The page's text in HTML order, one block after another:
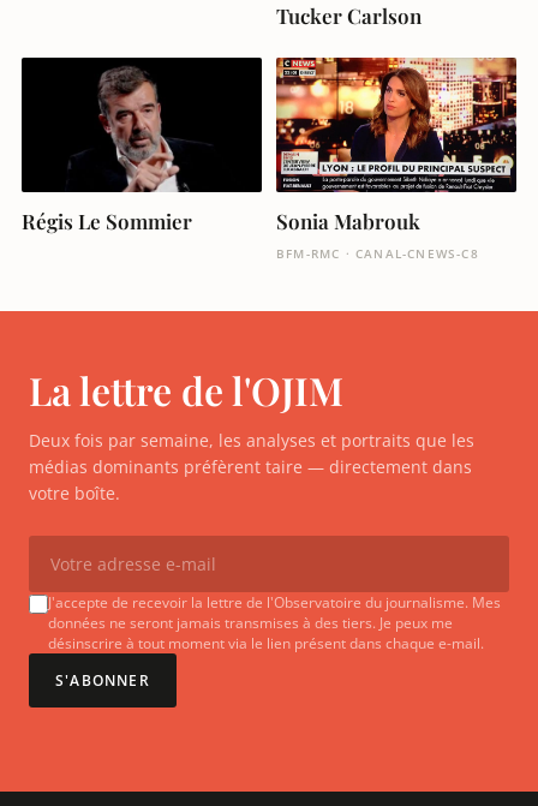
Tucker Carlson
Régis Le Sommier Sonia Mabrouk
BFM-RMC · CANAL-CNEWS-C8
La lettre de l'OJIM
Deux fois par semaine, les analyses et portraits que les
médias dominants préfèrent taire — directement dans
votre boîte.
J'accepte de recevoir la lettre de l'Observatoire du journalisme. Mes
données ne seront jamais transmises à des tiers. Je peux me
désinscrire à tout moment via le lien présent dans chaque e-mail.
S'ABONNER